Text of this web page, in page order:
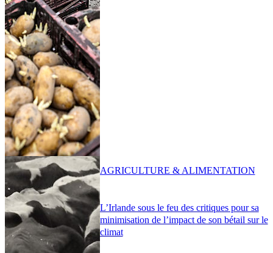
L’Irlande sous le feu des critiques pour sa
minimisation de l’impact de son bétail sur le
climat
AGRICULTURE & ALIMENTATION